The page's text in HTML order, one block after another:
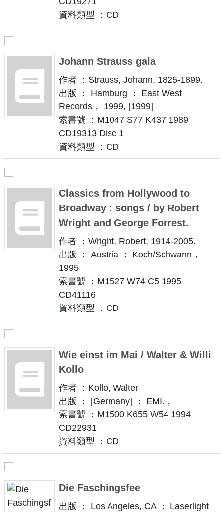
資料類型 ：CD
Johann Strauss gala
作者 ：Strauss, Johann, 1825-1899.
出版 ： Hamburg ： East West
Records， 1999, [1999]
索書號 ：M1047 S77 K437 1989
CD19313 Disc 1
資料類型 ：CD
Classics from Hollywood to
Broadway : songs / by Robert
Wright and George Forrest.
作者 ：Wright, Robert, 1914-2005.
出版 ： Austria ： Koch/Schwann，
1995
索書號 ：M1527 W74 C5 1995
CD41116
資料類型 ：CD
Wie einst im Mai / Walter & Willi
Kollo
作者 ：Kollo, Walter
出版 ： [Germany] ： EMI.，
索書號 ：M1500 K655 W54 1994
CD22931
資料類型 ：CD
Die Faschingsfee
出版 ： Los Angeles, CA ： Laserlight